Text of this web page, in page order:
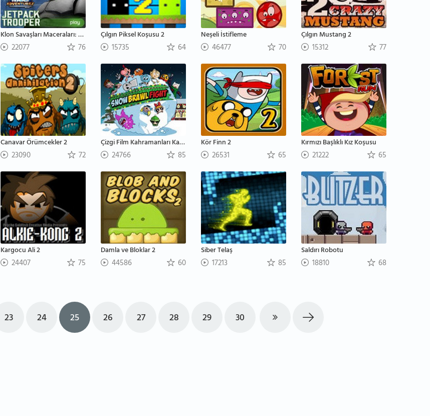
Klon Savaşları Maceraları: Jetpack Polisi
22077 76
Çılgın Piksel Koşusu 2
15735 64
Neşeli İstifleme
46477 70
Çılgın Mustang 2
15312 77
Canavar Örümcekler 2
23090 72
Çizgi Film Kahramanları Kartopu Savaşı
24766 85
Kör Finn 2
26531 65
Kırmızı Başlıklı Kız Koşusu
21222 65
Kargocu Ali 2
24407 75
Damla ve Bloklar 2
44586 60
Siber Telaş
17213 85
Saldırı Robotu
18810 68
23 24 25 26 27 28 29 30